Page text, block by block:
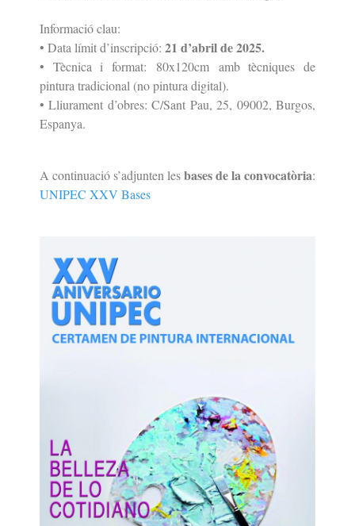
Informació clau:
• Data límit d’inscripció: 21 d’abril de 2025.
• Tècnica i format: 80x120cm amb tècniques de
pintura tradicional (no pintura digital).
• Lliurament d’obres: C/Sant Pau, 25, 09002, Burgos,
Espanya.
A continuació s’adjunten lesbases de la convocatòria:
UNIPEC XXV Bases